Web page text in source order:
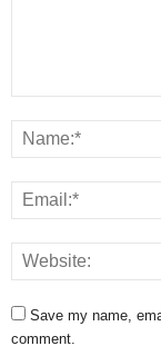
Save my name,
comment.